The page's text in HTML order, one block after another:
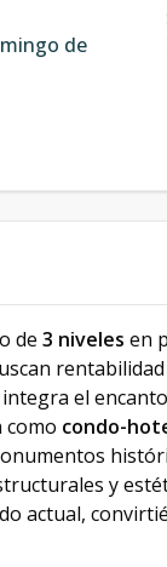
de
de 3 niveles en
el
como condo-
y
actual,